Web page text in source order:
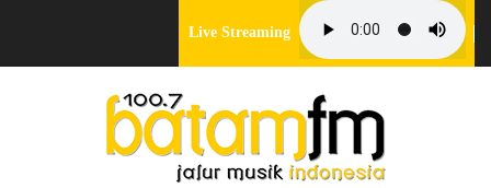
Live Streaming